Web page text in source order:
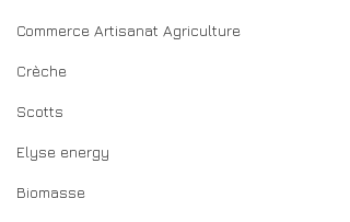
Commerce Artisanat Agriculture
Crèche
Scotts
Elyse energy
Biomasse